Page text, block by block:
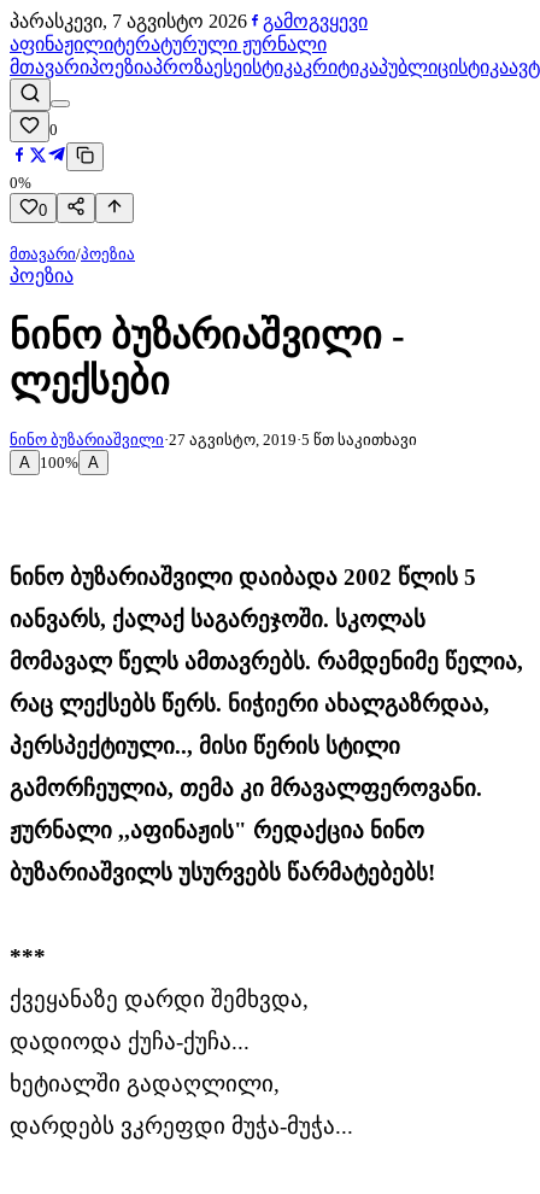
პარასკევი, 7 აგვისტო 2026
გამოგვყევი
აფინაჟილიტერატურული ჟურნალი
მთავარიპოეზიაპროზაესეისტიკაკრიტიკაპუბლიცისტიკა
0
0%
0
მთავარი/პოეზია
პოეზია
ნინო ბუზარიაშვილი -
ლექსები
ნინო ბუზარიაშვილი·27 აგვისტო, 2019·5 წთ საკითხავი
A 100% A
ნინო ბუზარიაშვილი დაიბადა 2002 წლის 5
იანვარს, ქალაქ საგარეჯოში. სკოლას
მომავალ წელს ამთავრებს. რამდენიმე წელია,
რაც ლექსებს წერს. ნიჭიერი ახალგაზრდაა,
პერსპექტიული.., მისი წერის სტილი
გამორჩეულია, თემა კი მრავალფეროვანი.
ჟურნალი ,,აფინაჟის" რედაქცია ნინო
ბუზარიაშვილს უსურვებს წარმატებებს!
***
ქვეყანაზე დარდი შემხვდა,
დადიოდა ქუჩა-ქუჩა...
ხეტიალში გადაღლილი,
დარდებს ვკრეფდი მუჭა-მუჭა...